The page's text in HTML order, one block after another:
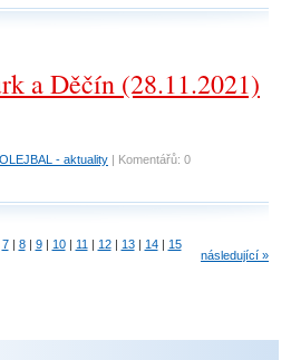
a Děčín (28.11.2021)
- aktuality | Komentářů: 0
7 | 8 | 9 | 10 | 11 | 12 | 13 | 14 | 15
následující »